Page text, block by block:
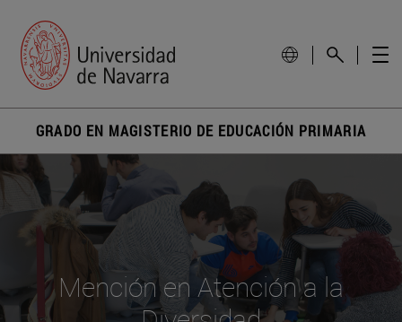
GRADO EN MAGISTERIO DE EDUCACIÓN PRIMARIA
Mención en Atención a la